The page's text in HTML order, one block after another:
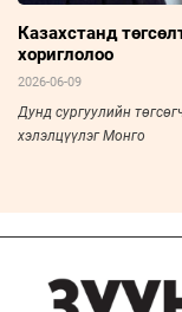
Казахстанд
хориглолоо
2026-06-09
Дунд сургуулийн
хэлэлцүүлэг Монго